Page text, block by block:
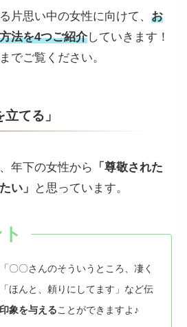
片思い中の女性に向けて、お
法を4つご紹介していきます！
でご覧ください。
てる」
年下の女性から
「尊敬された
い」
と思っています。
〇〇さんのそういうところ、凄く
ほんと、頼りにしてます」など伝
象を与えることができますよ♪